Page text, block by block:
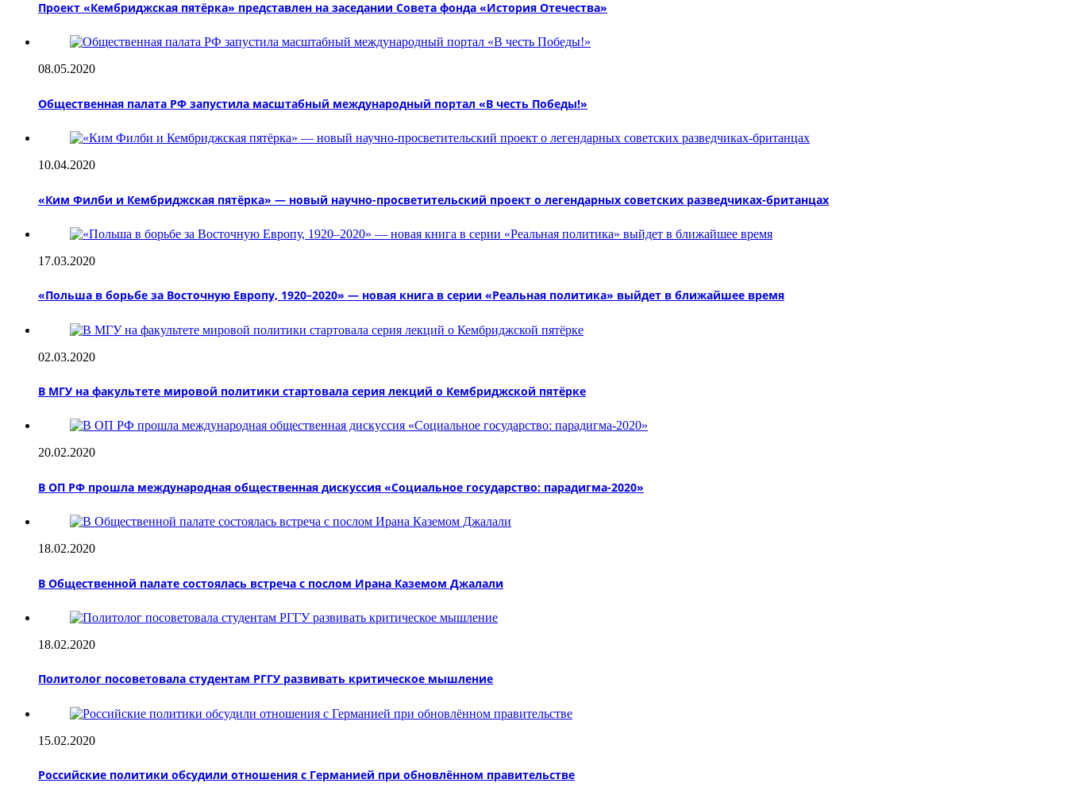
Проект «Кембриджская пятёрка» представлен на заседании Совета фонда «История Отечества»
08.05.2020
Общественная палата РФ запустила масштабный международный портал «В честь Победы!»
10.04.2020
«Ким Филби и Кембриджская пятёрка» — новый научно-просветительский проект о легендарных советских разведчиках-британцах
17.03.2020
«Польша в борьбе за Восточную Европу, 1920–2020» — новая книга в серии «Реальная политика» выйдет в ближайшее время
02.03.2020
В МГУ на факультете мировой политики стартовала серия лекций о Кембриджской пятёрке
20.02.2020
В ОП РФ прошла международная общественная дискуссия «Социальное государство: парадигма-2020»
18.02.2020
В Общественной палате состоялась встреча с послом Ирана Каземом Джалали
18.02.2020
Политолог посоветовала студентам РГГУ развивать критическое мышление
15.02.2020
Российские политики обсудили отношения с Германией при обновлённом правительстве